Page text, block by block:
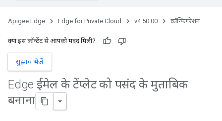
Apigee Edge Edge for Private Cloud v4.50.00 कॉन्फ़िगरेशन
क्या इस कॉन्टेंट से आपको मदद मिली?
सुझाव भेजें
Edge ईमेल के टेंप्लेट को पसंद के मुताबिक
बनाना